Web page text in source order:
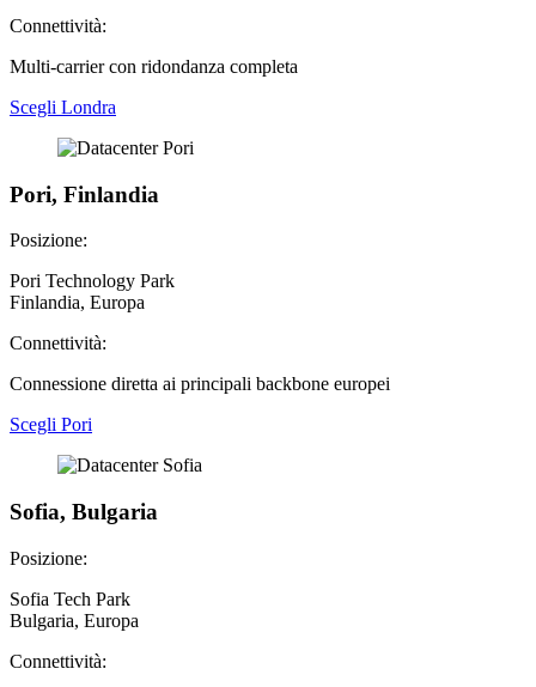
Connettività:
Multi-carrier con ridondanza completa
Scegli Londra
Pori, Finlandia
Posizione:
Pori Technology Park
Finlandia, Europa
Connettività:
Connessione diretta ai principali backbone europei
Scegli Pori
Sofia, Bulgaria
Posizione:
Sofia Tech Park
Bulgaria, Europa
Connettività: